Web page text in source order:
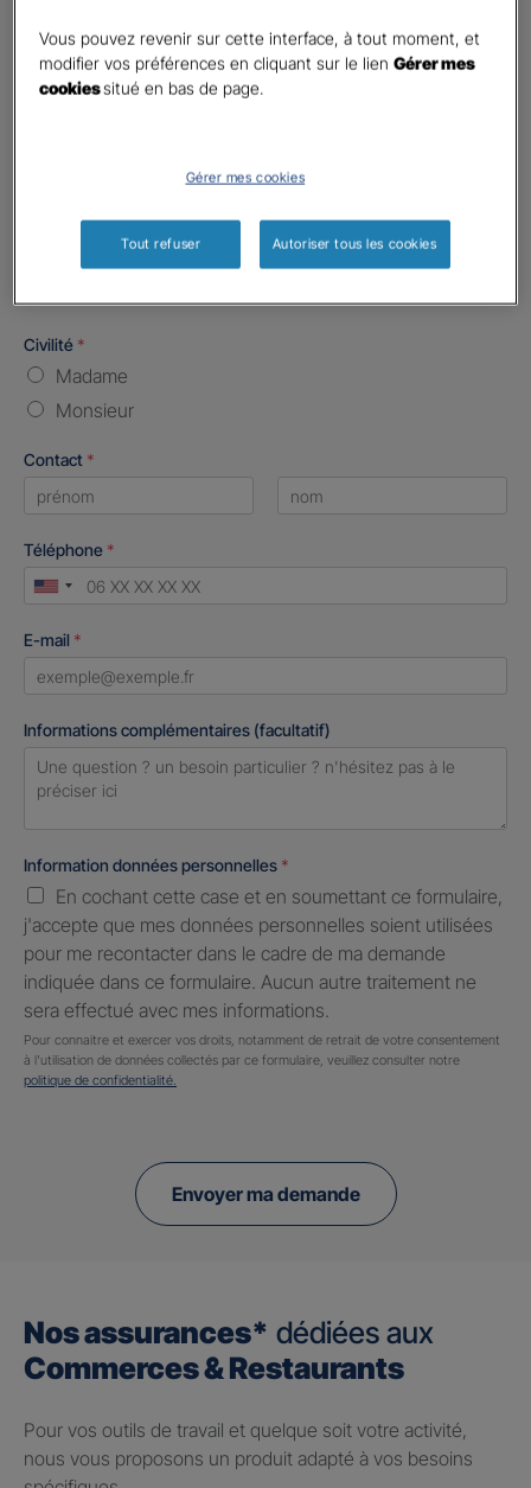
Responsabilité Civile
Batiment / Local commercial
Vos informations :
Oui
Civilité *
Madame
Monsieur
Contact *
Téléphone *
United
+1
E-mail *
Informations complémentaires (facultatif)
Information données personnelles *
En cochant cette case et en soumettant ce formulaire,
j'accepte que mes données personnelles soient utilisées
pour me recontacter dans le cadre de ma demande
indiquée dans ce formulaire. Aucun autre traitement ne
sera effectué avec mes informations.
Pour connaitre et exercer vos droits, notamment de retrait de votre consentement
à l'utilisation de données collectés par ce formulaire, veuillez consulter notre
politique de confidentialité.
Envoyer ma demande
Nos assurances* dédiées aux
Commerces & Restaurants
Pour vos outils de travail et quelque soit votre activité,
nous vous proposons un produit adapté à vos besoins
Vous pouvez revenir sur cette interface, à tout moment, et
modifier vos préférences en cliquant sur le lienGérer mes
cookiessitué en bas de page.
Gérer mes cookies
Tout refuser Autoriser tous les cookies